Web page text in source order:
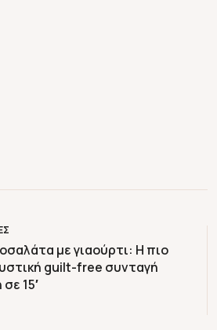
με γιαούρτι: Η πιο
guilt-free συνταγή
15′